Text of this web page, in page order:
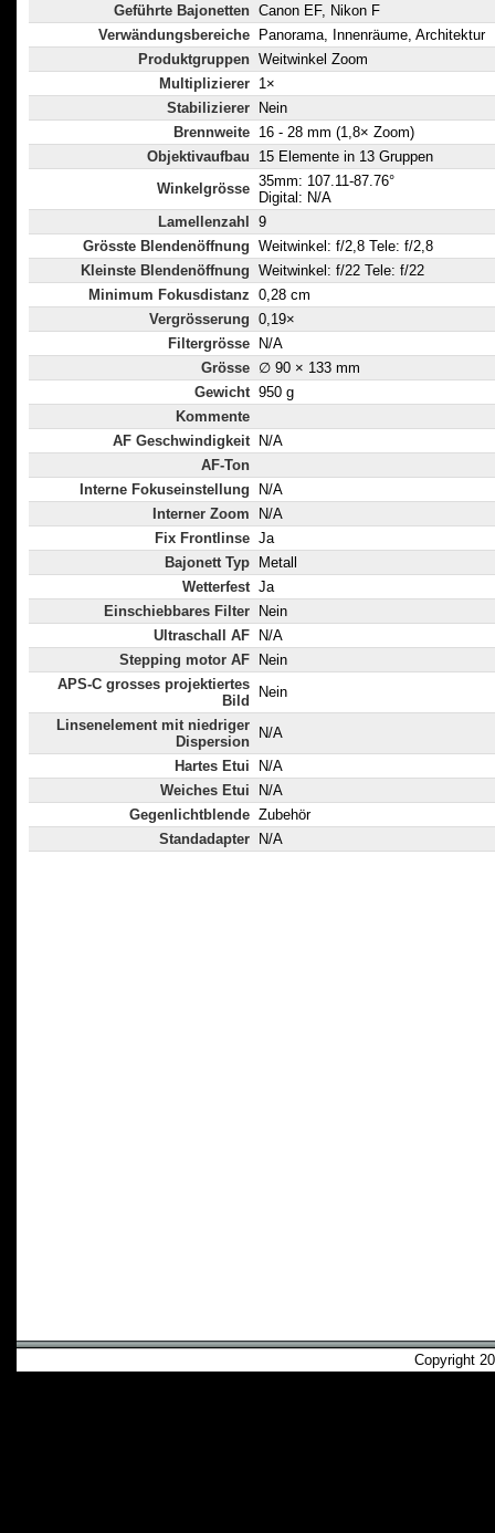
Geführte Bajonetten Canon EF, Nikon F
Verwändungsbereiche
Panorama, Innenräume, Architektur
Produktgruppen Weitwinkel Zoom
Multiplizierer 1×
Stabilizierer
Nein
Brennweite 16 - 28 mm (1,8× Zoom)
Objektivaufbau
15 Elemente in 13 Gruppen
Winkelgrösse 35mm: 107.11-87.76°
Digital: N/A
Lamellenzahl
9
Grösste Blendenöffnung Weitwinkel: f/2,8 Tele: f/2,8
Kleinste Blendenöffnung Weitwinkel: f/22 Tele: f/22
Minimum Fokusdistanz 0,28 cm
Vergrösserung 0,19×
Filtergrösse
N/A
Grösse ∅ 90 × 133 mm
Gewicht 950 g
Kommente
AF Geschwindigkeit
N/A
AF-Ton
Interne Fokuseinstellung
N/A
Interner Zoom
N/A
Fix Frontlinse Ja
Bajonett Typ
Metall
Wetterfest Ja
Einschiebbares Filter
Nein
Ultraschall AF
N/A
Stepping motor AF
Nein
APS-C grosses projektiertes
Bild
Nein
Linsenelement mit niedriger
Dispersion
N/A
Hartes Etui
N/A
Weiches Etui
N/A
Gegenlichtblende Zubehör
Standadapter
N/A
Copyright